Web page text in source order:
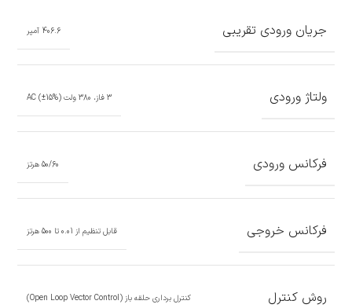
جریان ورودی تقریبی 406.6 آمپر
ولتاژ ورودی 3 فاز، 380 ولت AC (±15%)
فرکانس ورودی 50/60 هرتز
فرکانس خروجی قابل تنظیم از 0.01 تا 500 هرتز
روش کنترل کنترل برداری حلقه باز (Open Loop Vector Control)